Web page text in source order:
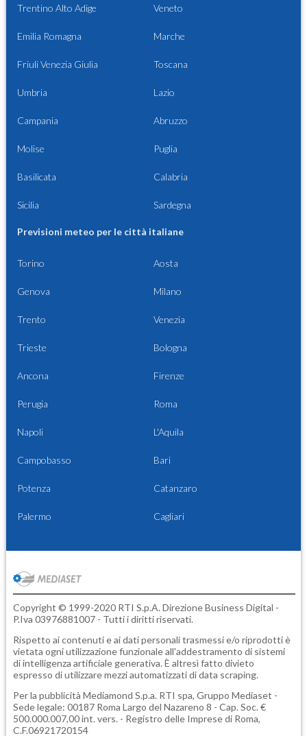
Trentino Alto Adige Veneto
Emilia Romagna Marche
Friuli Venezia Giulia Toscana
Umbria Lazio
Campania Abruzzo
Molise Puglia
Basilicata Calabria
Sicilia Sardegna
Previsioni meteo per le città italiane
Torino Aosta
Genova Milano
Trento Venezia
Trieste Bologna
Ancona Firenze
Perugia Roma
Napoli L'Aquila
Campobasso Bari
Potenza Catanzaro
Palermo Cagliari
Copyright © 1999-2020 RTI S.p.A. Direzione Business Digital -
P.Iva 03976881007 - Tutti i diritti riservati.
Rispetto ai contenuti e ai dati personali trasmessi e/o riprodotti è
vietata ogni utilizzazione funzionale all'addestramento di sistemi
di intelligenza artificiale generativa. È altresì fatto divieto
espresso di utilizzare mezzi automatizzati di data scraping.
Per la pubblicità Mediamond S.p.a. RTI spa, Gruppo Mediaset -
Sede legale: 00187 Roma Largo del Nazareno 8 - Cap. Soc. €
500.000.007,00 int. vers. - Registro delle Imprese di Roma,
C.F.06921720154